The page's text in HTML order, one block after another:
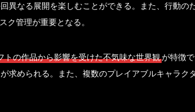
異なる展開を楽しむことができる。また、行動の
ク管理が重要となる。
トの作品から影響を受けた不気味な世界観が特徴で
求められる。また、複数のプレイアブルキャラク